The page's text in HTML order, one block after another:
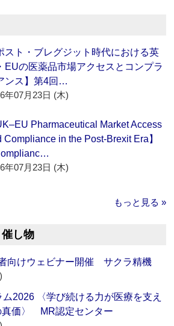
スト・ブレグジット時代における英
EUの医薬品市場アクセスとコンプラ
ンス】第4回…
年07月23日 (木)
Pharmaceutical Market Access
Compliance in the Post-Brexit Era】
年07月23日 (木)
もっと見る »
し物
向けウェビナー開催 サクラ精機
2026 〈学び続ける力が医療を支え
価〉 MR認定センター